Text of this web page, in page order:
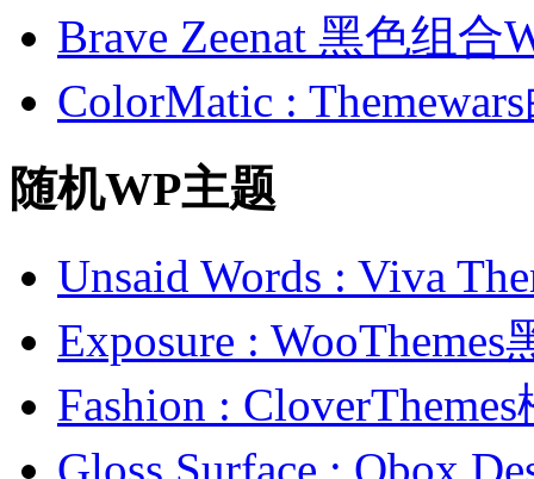
Brave Zeenat 黑色组合
ColorMatic :
随机WP主题
Unsaid Words : Viva
Exposure :
Fashion :
Gloss Surface : Obox